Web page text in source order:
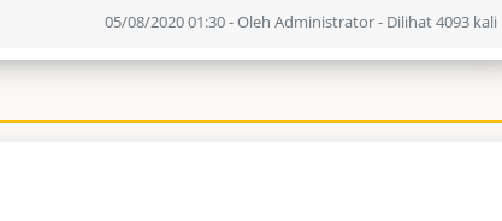
05/08/2020 01:30 - Oleh Administrator - Dilihat 4093 kali